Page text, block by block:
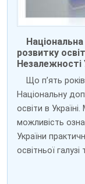
розвитку
Незалежності
Що п’ять
Національну
освіти в
можливість
України
освітньої